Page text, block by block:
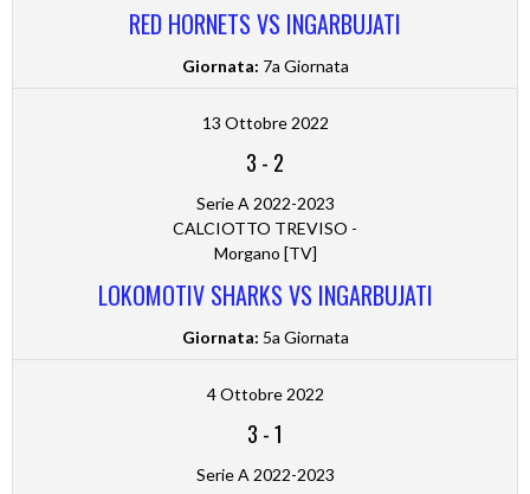
RED HORNETS VS INGARBUJATI
Giornata: 7a Giornata
13 Ottobre 2022
3 - 2
Serie A 2022-2023
CALCIOTTO TREVISO -
Morgano [TV]
LOKOMOTIV SHARKS VS INGARBUJATI
Giornata: 5a Giornata
4 Ottobre 2022
3 -1
Serie A 2022-2023